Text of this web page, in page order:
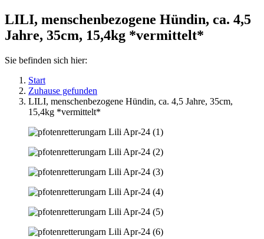
LILI, menschenbezogene Hündin, ca. 4,5
Jahre, 35cm, 15,4kg *vermittelt*
Sie befinden sich hier:
Start
Zuhause gefunden
LILI, menschenbezogene Hündin, ca. 4,5 Jahre, 35cm,
15,4kg *vermittelt*